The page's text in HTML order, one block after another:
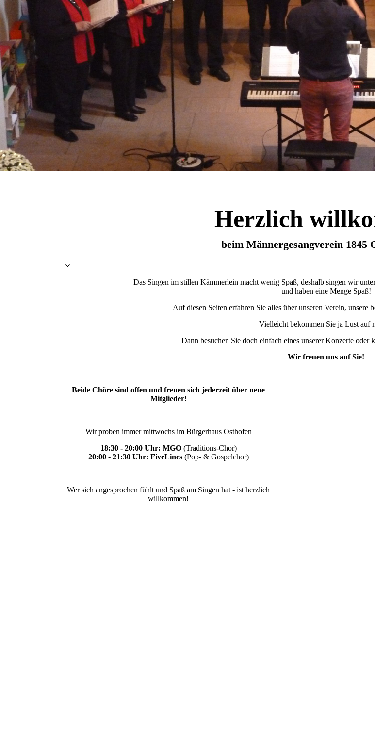
Herzlich
beim Männergesangverein 1845
Das Singen im stillen Kämmerlein macht wenig Spaß, deshalb singen wir
und haben eine Menge Spaß!
Auf diesen Seiten erfahren Sie alles über unseren Verein, unsere
Vielleicht bekommen Sie ja Lust auf
Dann besuchen Sie doch einfach eines unserer Konzerte oder
Wir freuen uns auf Sie!
Beide Chöre sind offen und freuen sich jederzeit über neue
Mitglieder!
Wir proben immer mittwochs im Bürgerhaus Osthofen
18:30 - 20:00 Uhr: MGO(Traditions-Chor)
20:00 - 21:30 Uhr: FiveLines(Pop- & Gospelchor)
Wer sich angesprochen fühlt und Spaß am Singen hat - ist herzlich
willkommen!